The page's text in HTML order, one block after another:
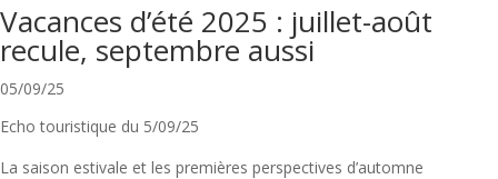
Vacances d’été 2025 : juillet-août
recule, septembre aussi
05/09/25
Echo touristique du 5/09/25
La saison estivale et les premières perspectives d’automne